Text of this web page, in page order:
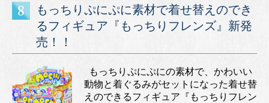
もっちりぷにぷに素材で着せ替えのでき
るフィギュア『もっちりフレンズ』新発
売！！
もっちりぷにぷにの素材で、かわいい
動物と着ぐるみがセットになった着せ替
えのできるフィギュア『もっちりフレン